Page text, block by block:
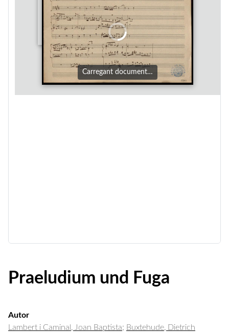
Carregant document…
Praeludium und Fuga
Autor
Lambert i Caminal, Joan Baptista; Buxtehude, Dietrich